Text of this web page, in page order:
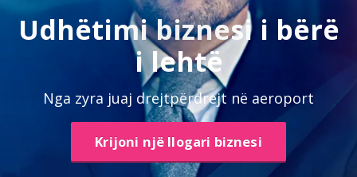
Udhëtimi biznesi i bërë
i lehtë
Nga zyra juaj drejtpërdrejt në aeroport
Krijoni një llogari biznesi